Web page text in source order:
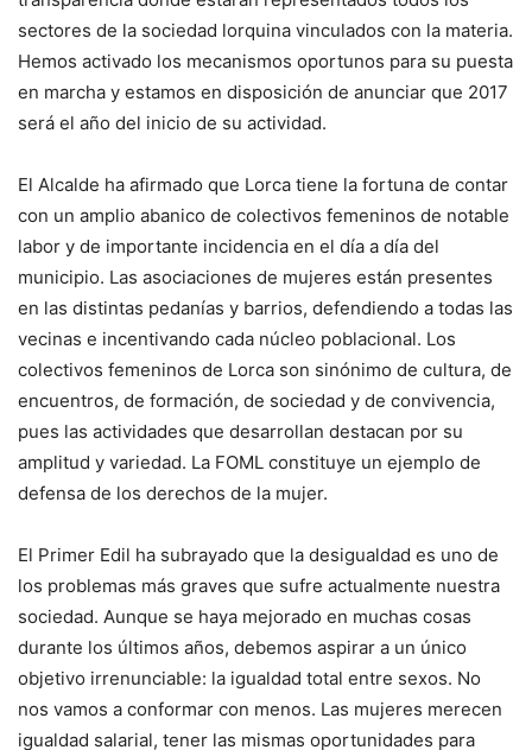
sectores de la sociedad lorquina vinculados con la materia.
Hemos activado los mecanismos oportunos para su puesta
en marcha y estamos en disposición de anunciar que 2017
será el año del inicio de su actividad.
El Alcalde ha afirmado que Lorca tiene la fortuna de contar
con un amplio abanico de colectivos femeninos de notable
labor y de importante incidencia en el día a día del
municipio. Las asociaciones de mujeres están presentes
en las distintas pedanías y barrios, defendiendo a todas las
vecinas e incentivando cada núcleo poblacional. Los
colectivos femeninos de Lorca son sinónimo de cultura, de
encuentros, de formación, de sociedad y de convivencia,
pues las actividades que desarrollan destacan por su
amplitud y variedad. La FOML constituye un ejemplo de
defensa de los derechos de la mujer.
El Primer Edil ha subrayado que la desigualdad es uno de
los problemas más graves que sufre actualmente nuestra
sociedad. Aunque se haya mejorado en muchas cosas
durante los últimos años, debemos aspirar a un único
objetivo irrenunciable: la igualdad total entre sexos. No
nos vamos a conformar con menos. Las mujeres merecen
igualdad salarial, tener las mismas oportunidades para